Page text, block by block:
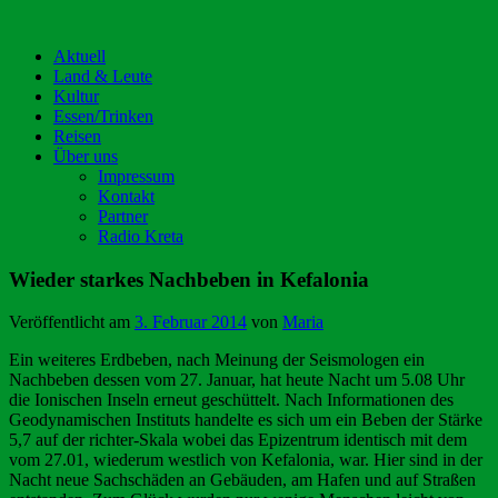
Aktuell
Land & Leute
Kultur
Essen/Trinken
Reisen
Über uns
Impressum
Kontakt
Partner
Radio Kreta
Wieder starkes Nachbeben in Kefalonia
Veröffentlicht am 3. Februar 2014 von Maria
Ein weiteres Erdbeben, nach Meinung der Seismologen ein
Nachbeben dessen vom 27. Januar, hat heute Nacht um 5.08 Uhr
die Ionischen Inseln erneut geschüttelt. Nach Informationen des
Geodynamischen Instituts handelte es sich um ein Beben der Stärke
5,7 auf der richter-Skala wobei das Epizentrum identisch mit dem
vom 27.01, wiederum westlich von Kefalonia, war. Hier sind in der
Nacht neue Sachschäden an Gebäuden, am Hafen und auf Straßen